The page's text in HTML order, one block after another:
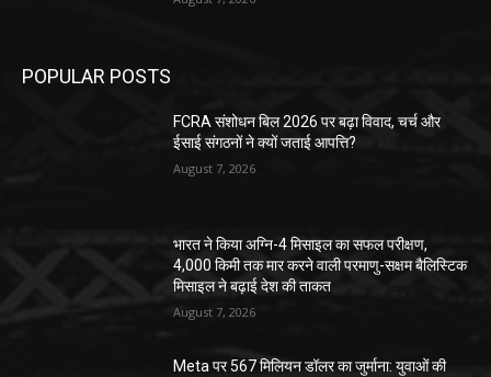
POPULAR POSTS
FCRA संशोधन बिल 2026 पर बढ़ा विवाद, चर्च और
ईसाई संगठनों ने क्यों जताई आपत्ति?
August 7, 2026
भारत ने किया अग्नि-4 मिसाइल का सफल परीक्षण,
4,000 किमी तक मार करने वाली परमाणु-सक्षम बैलिस्टिक
मिसाइल ने बढ़ाई देश की ताकत
August 7, 2026
Meta पर 567 मिलियन डॉलर का जुर्माना: युवाओं की